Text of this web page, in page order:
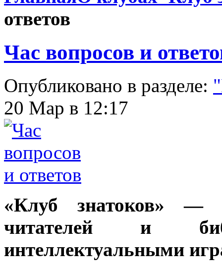
ответов
Час вопросов и
Опубликовано в разделе:
20 Мар в 12:17
«Клуб знатоков» —
читателей и
интеллектуальными